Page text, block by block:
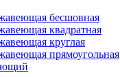
бесшовная
квадратная
круглая
прямоугольная